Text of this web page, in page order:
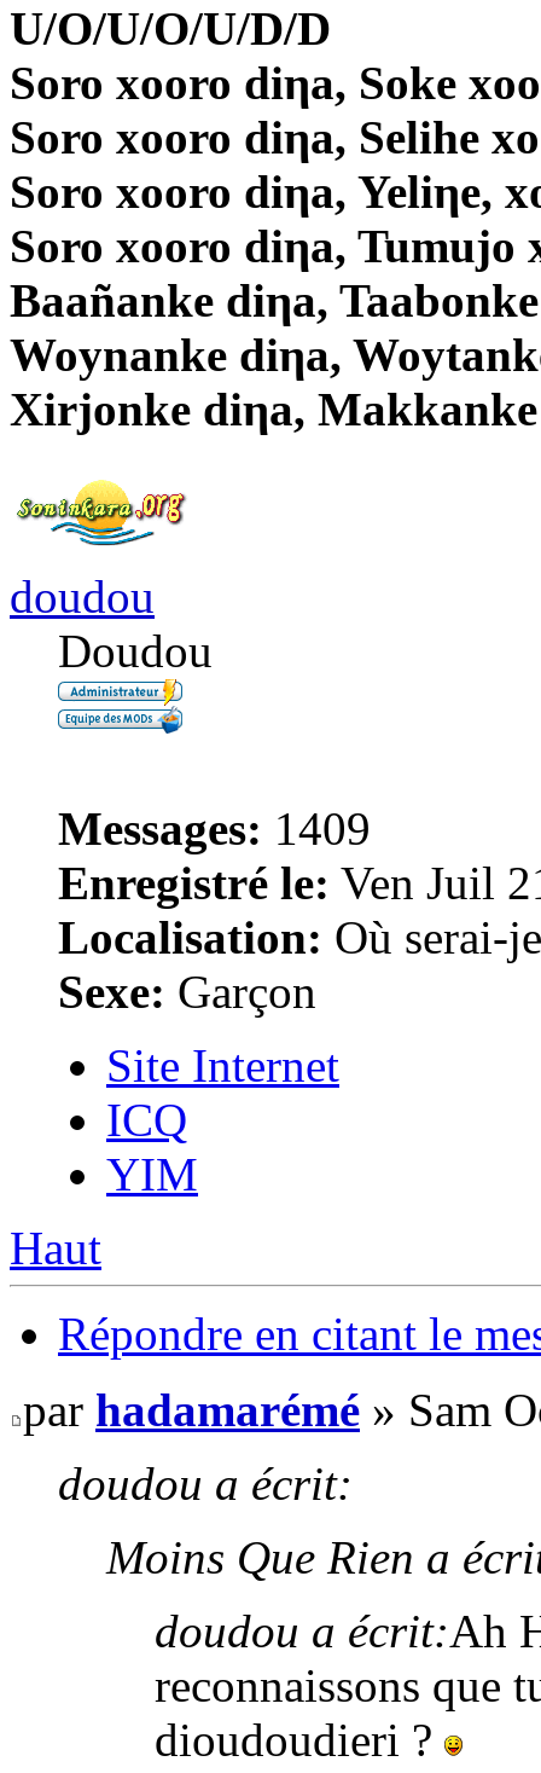
U/O/U/O/U/D/D
Soro xooro diηa, Soke
Soro xooro diηa, Selihe
Soro xooro diηa, Yeliηe,
Soro xooro diηa, Tumujo
Baañanke diηa,
Woynanke diηa,
Xirjonke diηa,
doudou
Doudou
Messages: 1409
Enregistré le: Ven Juil
Localisation: Où serai-
Sexe: Garçon
Site Internet
ICQ
YIM
Haut
Répondre en citant le
par hadamarémé » Sam
doudou a écrit:
Moins Que Rien a
doudou a écrit:Ah
reconnaissons que
dioudoudieri ?